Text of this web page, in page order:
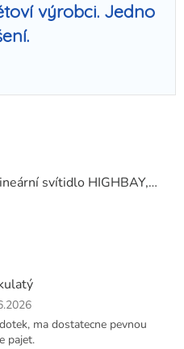
výrobci. Jedno
Průmyslové LED lineární svítidlo HIGHBAY, 100 W, 12000lm - SAMSUNG LED
ma dostatecne pevnou
pajet.